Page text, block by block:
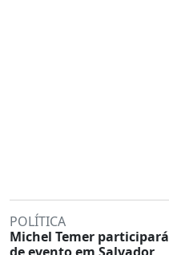
POLÍTICA
Michel Temer participará